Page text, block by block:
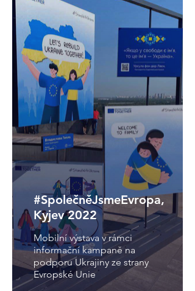
#SpolečněJsmeEvropa,
Kyjev 2022
Mobilní výstava v rámci
informační kampaně na
podporu Ukrajiny ze strany
Evropské Unie